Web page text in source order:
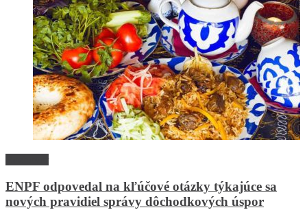
ENPF odpovedal na kľúčové otázky týkajúce sa
nových pravidiel správy dôchodkových úspor